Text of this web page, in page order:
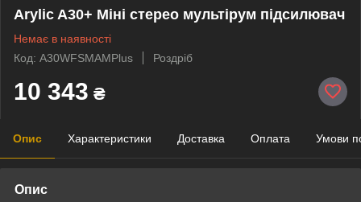
Arylic A30+ Міні стерео мультірум підсилювач
Немає в наявності
Код: A30WFSMAMPlus
Роздріб
10 343 ₴
Опис Характеристики Доставка Оплата Умови
Опис